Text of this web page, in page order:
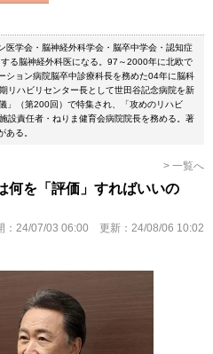
医学会・脳神経外科学会・脳卒中学会・認知症
る脳神経外科医になる。97～2000年に北欧で
ション病院脳卒中診療科長を務めた04年に脳科
リハビリセンター長として世田谷記念病院を新
（第200回）で特集され、「攻めのリハビ
設責任者・ねりま健育会病院院長を務める。著
ある。
> 一覧へ
何を「評価」すればいいの
： 24/07/03 06:00 更新： 24/08/06 10:02